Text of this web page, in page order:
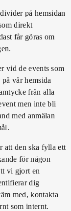
på hemsidan
direkt
får göras om
vid de events som
vår hemsida
från alla
men inte bli
med anmälan
att den ska fylla ett
för någon
vi gjort en
dig
med, kontakta
som internt.